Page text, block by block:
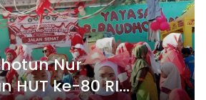
Nur
HUT ke-80 RI